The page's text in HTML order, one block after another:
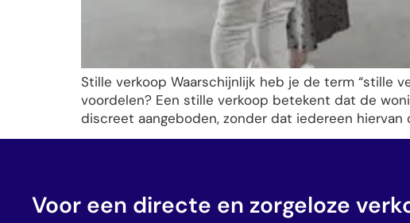
Stille verkoop Waarschijnlijk heb je de term “stille
voordelen? Een stille verkoop betekent dat de
discreet aangeboden, zonder dat iedereen hiervan
Voor een directe en zorgeloze